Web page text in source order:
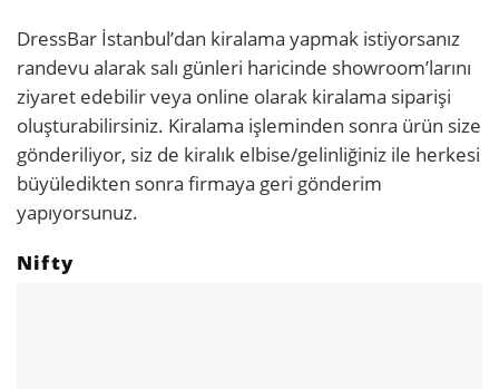
DressBar İstanbul’dan kiralama yapmak istiyorsanız
randevu alarak salı günleri haricinde showroom’larını
ziyaret edebilir veya online olarak kiralama siparişi
oluşturabilirsiniz. Kiralama işleminden sonra ürün size
gönderiliyor, siz de kiralık elbise/gelinliğiniz ile herkesi
büyüledikten sonra firmaya geri gönderim
yapıyorsunuz.
Nifty